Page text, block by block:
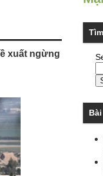
xuất ngừng